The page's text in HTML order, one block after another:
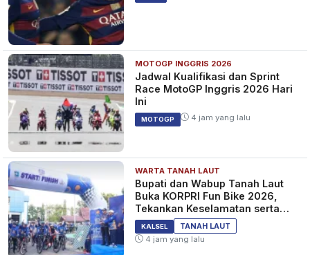
MOTOGP INGGRIS 2026
Jadwal Kualifikasi dan Sprint
Race MotoGP Inggris 2026 Hari
Ini
MOTOGP 4 jam yang lalu
WARTA TANAH LAUT
Bupati dan Wabup Tanah Laut
Buka KORPRI Fun Bike 2026,
Tekankan Keselamatan serta
Kebersamaan
KALSEL
TANAH LAUT
4 jam yang lalu